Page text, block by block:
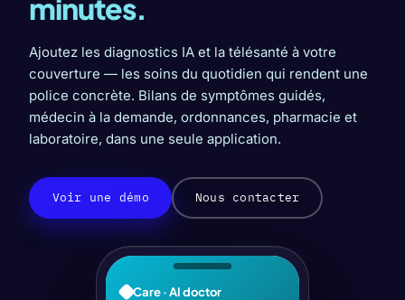
minutes.
Ajoutez les diagnostics IA et la télésanté à votre
couverture — les soins du quotidien qui rendent une
police concrète. Bilans de symptômes guidés,
médecin à la demande, ordonnances, pharmacie et
laboratoire, dans une seule application.
Voir une démo Nous contacter
Care · AI doctor